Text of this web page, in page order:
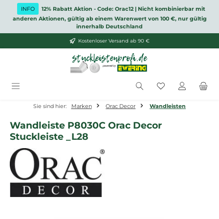
Zum Hauptinhalt springen
INFO
12% Rabatt Aktion - Code: Orac12 | Nicht kombinierbar mit
anderen Aktionen, gültig ab einem Warenwert von 100 €, nur gültig
innerhalb Deutschland
Kostenloser Versand ab 90 €
Du hast 0
Sie sind hier: Marken Orac Decor Wandleisten
Wandleiste P8030C Orac Decor
Stuckleiste _L28